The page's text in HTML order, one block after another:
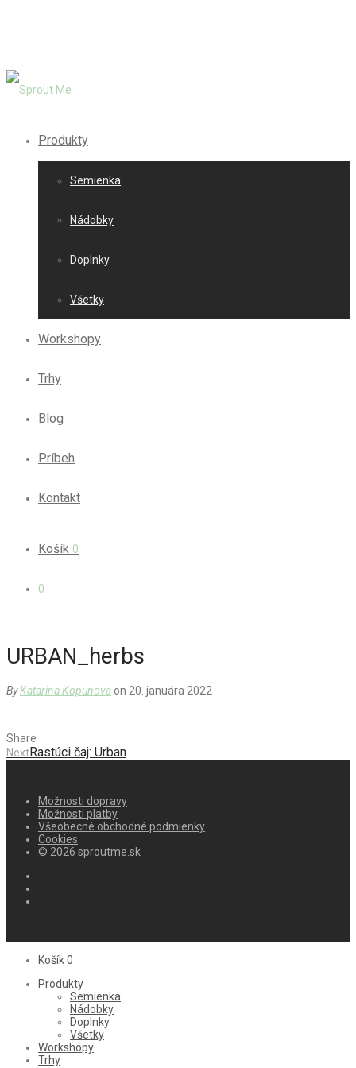
Produkty
Semienka
Nádobky
Doplnky
Všetky
Workshopy
Trhy
Blog
Príbeh
Kontakt
Košík 0
0
URBAN_herbs
ByKatarina Kopunova on 20. januára 2022
Share
NextRastúci čaj: Urban
Možnosti dopravy
Možnosti platby
Všeobecné obchodné podmienky
Cookies
© 2026 sproutme.sk
Košík0
Produkty
Semienka
Nádobky
Doplnky
Všetky
Workshopy
Trhy